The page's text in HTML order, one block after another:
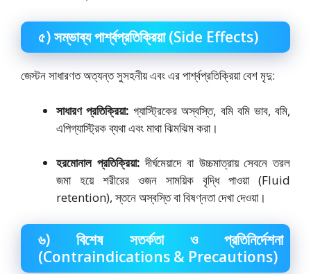
৫) সম্ভাব্য পার্শ্বপ্রতিক্রিয়া (Side Effects)
জেস্টন সাধারণত অত্যন্ত সুসহনীয় এবং এর পার্শ্বপ্রতিক্রিয়া বেশ মৃদু:
সাধারণ প্রতিক্রিয়া: গ্যাস্ট্রিকের অস্বস্তি, বমি বমি ভাব, বমি,
এপিগ্যাস্ট্রিক ব্যথা এবং মাথা ঝিমঝিম করা।
হরমোনাল প্রতিক্রিয়া: দীর্ঘমেয়াদে বা উচ্চমাত্রায় সেবনে তরল
জমা হয়ে শরীরের ওজন সাময়িক বৃদ্ধি পাওয়া (Fluid
retention), স্তনে অস্বস্তি বা বিষণ্নতা দেখা দেওয়া।
৬) বিশেষ সতর্কতা ও প্রতিনির্দেশনা
(Contraindications & Precautions)